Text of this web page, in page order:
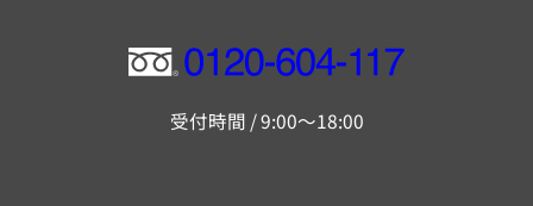
フ
ー
受付時間 / 9:00～18:00